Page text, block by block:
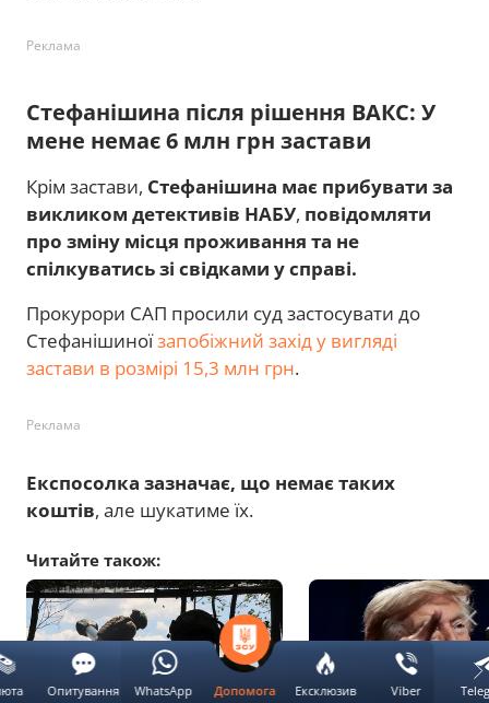
Реклама
Стефанішина після рішення ВАКС: У
мене немає 6 млн грн застави
Крім застави, Стефанішина має прибувати за
викликом детективів НАБУ, повідомляти
про зміну місця проживання та не
спілкуватись зі свідками у справі.
Прокурори САП просили суд застосувати до
Стефанішиноїзапобіжний захід у вигляді
застави в розмірі 15,3 млн грн.
Реклама
Експосолка зазначає, що немає таких
коштів, але шукатиме їх.
Читайте також:
Допомога Ексклюзив Viber
Опитування WhatsApp